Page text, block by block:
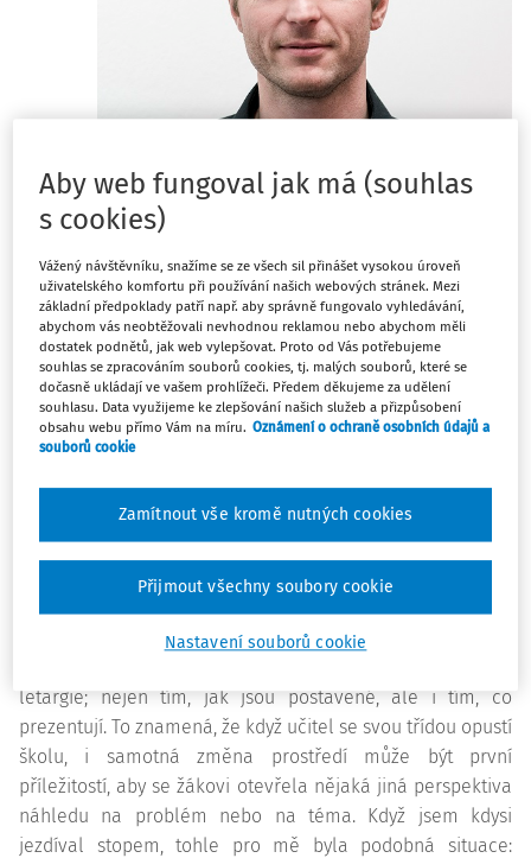
jakou změnu vám, kteří pracujete v
Centru současného umění DOX, jde ve
vzdělávání?
Centrum DOX prostřednictvím svých výstav upozorňuje na
důležitá nebo problematická témata ze společenského
dění. Vzdělávací programy by je měly nějakým způsobem
rozvíjet diskusi, měnit "mindset" a související stereotypy.
Výstavy a programy mohou fungovat i jako zážitek
jinakosti. Pro mě je zajímavá třeba už změna prostředí.
Když člověk přijde do DOXu, dostává se do jiné situace než
v běžném, každodenním provozu. Výstavy jsou
letargie; nejen tím, jak jsou postavené, ale i tím, co
prezentují. To znamená, že když učitel se svou třídou opustí
školu, i samotná změna prostředí může být první
příležitostí, aby se žákovi otevřela nějaká jiná perspektiva
náhledu na problém nebo na téma. Když jsem kdysi
jezdíval stopem, tohle pro mě byla podobná situace:
Aby web fungoval jak má (souhlas
s cookies)
Vážený návštěvníku, snažíme se ze všech sil přinášet vysokou úroveň
uživatelského komfortu při používání našich webových stránek. Mezi
základní předpoklady patří např. aby správně fungovalo vyhledávání,
abychom vás neobtěžovali nevhodnou reklamou nebo abychom měli
dostatek podnětů, jak web vylepšovat. Proto od Vás potřebujeme
souhlas se zpracováním souborů cookies, tj. malých souborů, které se
dočasně ukládají ve vašem prohlížeči. Předem děkujeme za udělení
souhlasu. Data využijeme ke zlepšování našich služeb a přizpůsobení
obsahu webu přímo Vám na míru. Oznámení o ochraně osobních údajů a
souborů cookie
Nastavení souborů cookie
Zamítnout vše kromě nutných cookies
Přijmout všechny soubory cookie